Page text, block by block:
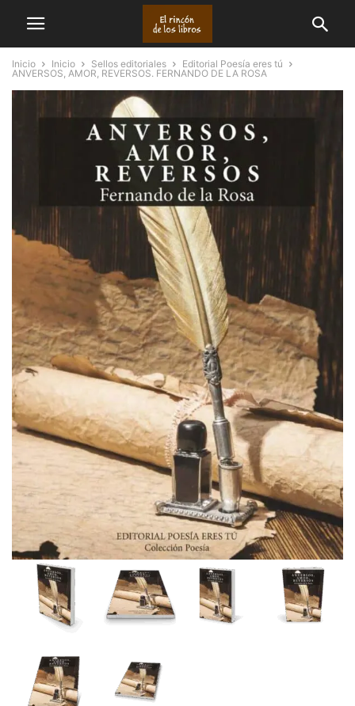
Inicio Inicio Sellos editoriales
Editorial Poesía eres tú
ANVERSOS, AMOR, REVERSOS. FERNANDO DE LA ROSA